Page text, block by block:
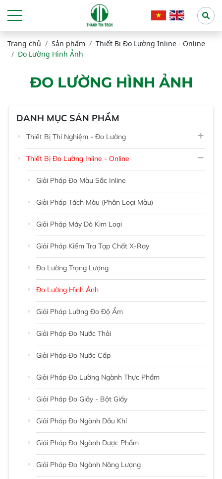
Trang chủ Sản phẩm
Thiết Bị Đo Lường Inline - Online
Đo Lường Hình Ảnh
ĐO LƯỜNG HÌNH ẢNH
DANH MỤC SẢN PHẨM
Thiết Bị Thí Nghiệm - Đo Lường
Thiết Bị Đo Lường Inline - Online
Giải Pháp Đo Màu Sắc Inline
Giải Pháp Tách Màu (phân Loại Màu)
Giải Pháp Máy Dò Kim Loại
Giải Pháp Kiểm Tra Tạp Chất X-Ray
Đo Lường Trọng Lượng
Đo Lường Hình Ảnh
Giải Pháp Lường Đo Độ Ẩm
Giải Pháp Đo Nước Thải
Giải Pháp Đo Nước Cấp
Giải Pháp Đo Lường Ngành Thực Phẩm
Giải Pháp Đo Giấy - Bột Giấy
Giải Pháp Đo Ngành Dầu Khí
Giải Pháp Đo Ngành Dược Phẩm
Giải Pháp Đo Ngành Năng Lượng